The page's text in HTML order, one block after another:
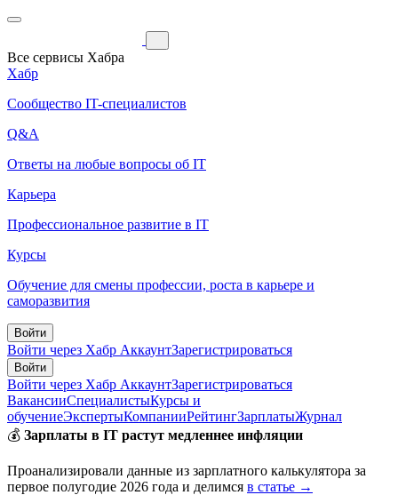
Все сервисы Хабра
Хабр
Сообщество IT-специалистов
Q&A
Ответы на любые вопросы об IT
Карьера
Профессиональное развитие в IT
Курсы
Обучение для смены профессии, роста в карьере и
саморазвития
Войти
Войти через Хабр АккаунтЗарегистрироваться
Войти
Войти через Хабр АккаунтЗарегистрироваться
ВакансииСпециалистыКурсы и
обучениеЭкспертыКомпанииРейтингЗарплатыЖурнал
💰 Зарплаты в IT растут медленнее инфляции
Проанализировали данные из зарплатного калькулятора за
первое полугодие 2026 года и делимся в статье →